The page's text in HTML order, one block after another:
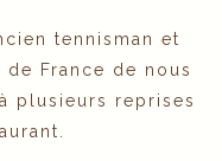
tennisman et
France de nous
plusieurs reprises